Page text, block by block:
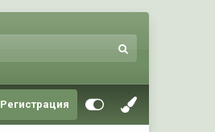
Регистрация